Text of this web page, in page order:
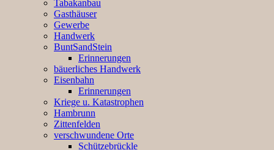
Tabakanbau
Gasthäuser
Gewerbe
Handwerk
BuntSandStein
Erinnerungen
bäuerliches Handwerk
Eisenbahn
Erinnerungen
Kriege u. Katastrophen
Hambrunn
Zittenfelden
verschwundene Orte
Schützebrückle